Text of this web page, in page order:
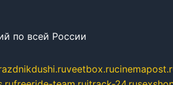
по всей России
veetbox.ru